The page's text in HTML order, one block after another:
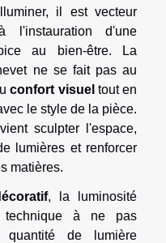
il est vecteur
l'instauration d'une
au bien-être. La
ne se fait pas au
confort visuel tout en
le style de la pièce.
sculpter l'espace,
lumières et renforcer
matières.
, la luminosité
technique à ne pas
de lumière